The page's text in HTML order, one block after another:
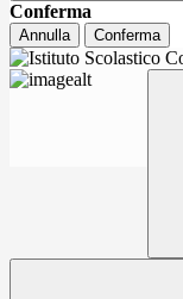
Conferma
Annulla Conferma